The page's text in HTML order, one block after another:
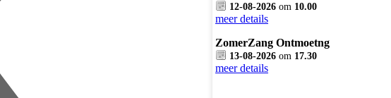
12-08-2026 om 10.00
meer details
ZomerZang Ontmoetng
13-08-2026 om 17.30
meer details